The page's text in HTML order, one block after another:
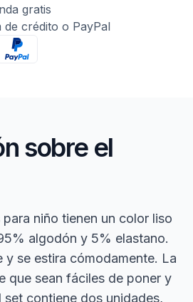
gratis
de crédito o PayPal
sobre el
niño tienen un color liso
algodón y 5% elastano.
y se estira cómodamente. La
que sean fáciles de poner y
set contiene dos unidades,